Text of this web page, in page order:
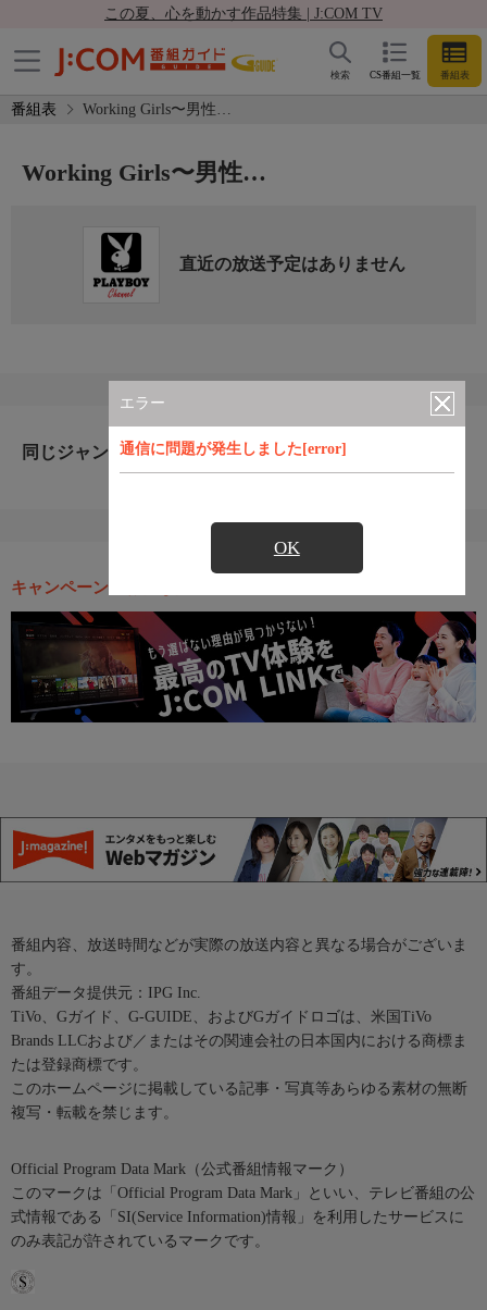
この夏、心を動かす作品特集 | J:COM TV
CS番組一覧 番組表
検索
番組表 Working Girls〜男性…
エラー
通信に問題が発生しました[error]
OK
Working Girls〜男性…
直近の放送予定はありません
同じジャンルのおすすめ番組
キャンペーン・お得な情報
番組内容、放送時間などが実際の放送内容と異なる場合がございま
す。
番組データ提供元：IPG Inc.
TiVo、Gガイド、G-GUIDE、およびGガイドロゴは、米国TiVo
Brands LLCおよび／またはその関連会社の日本国内における商標ま
たは登録商標です。
このホームページに掲載している記事・写真等あらゆる素材の無断
複写・転載を禁じます。
Official Program Data Mark（公式番組情報マーク）
このマークは「Official Program Data Mark」といい、テレビ番組の公
式情報である「SI(Service Information)情報」を利用したサービスに
のみ表記が許されているマークです。